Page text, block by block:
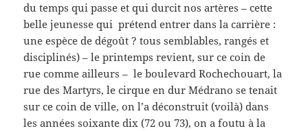
du temps qui passe et qui durcit nos artères – cette
belle jeunesse qui prétend entrer dans la carrière :
une espèce de dégoût ? tous semblables, rangés et
disciplinés) – le printemps revient, sur ce coin de
rue comme ailleurs – le boulevard Rochechouart, la
rue des Martyrs, le cirque en dur Médrano se tenait
sur ce coin de ville, on l’a déconstruit (voilà) dans
les années soixante dix (72 ou 73), on a foutu à la